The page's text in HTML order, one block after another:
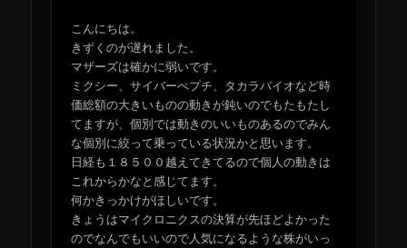
こんにちは。
きずくのが遅れました。
マザーズは確かに弱いです。
ミクシー、サイバーぺプチ、タカラバイオなど時
価総額の大きいものの動きが鈍いのでもたもたし
てますが、個別では動きのいいものあるのでみん
な個別に絞って乗っている状況かと思います。
日経も１８５００越えてきてるので個人の動きは
これからかなと感じてます。
何かきっかけがほしいです。
きょうはマイクロニクスの決算が先ほどよかった
のでなんでもいいので人気になるような株がいっ